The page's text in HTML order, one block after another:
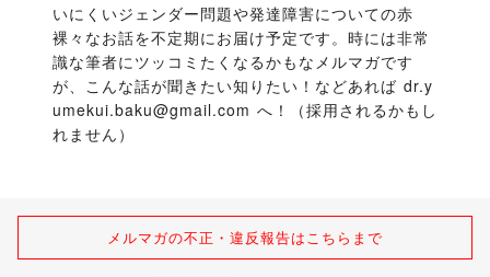
いにくいジェンダー問題や発達障害についての赤
裸々なお話を不定期にお届け予定です。時には非常
識な筆者にツッコミたくなるかもなメルマガです
が、こんな話が聞きたい知りたい！などあれば dr.y
umekui.baku@gmail.com へ！（採用されるかもし
れません）
メルマガの不正・違反報告はこちらまで